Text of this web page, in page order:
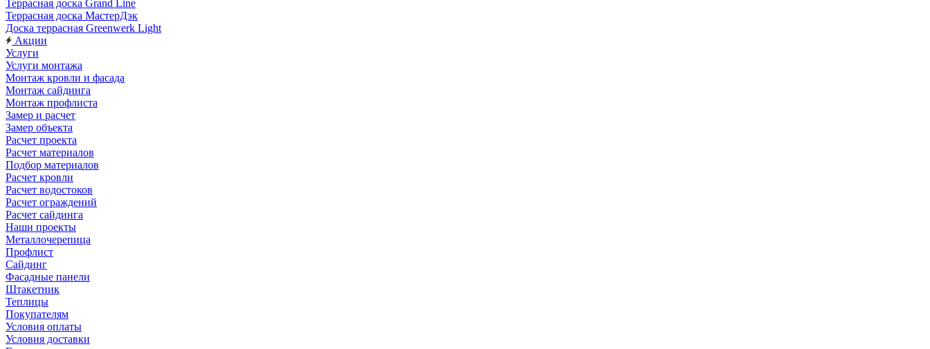
Террасная доска Grand Line
Террасная доска МастерДэк
Доска террасная Greenwerk Light
Акции
Услуги
Услуги монтажа
Монтаж кровли и фасада
Монтаж сайдинга
Монтаж профлиста
Замер и расчет
Замер объекта
Расчет проекта
Расчет материалов
Подбор материалов
Расчет кровли
Расчет водостоков
Расчет ограждений
Расчет сайдинга
Наши проекты
Металлочерепица
Профлист
Сайдинг
Фасадные панели
Штакетник
Теплицы
Покупателям
Условия оплаты
Условия доставки